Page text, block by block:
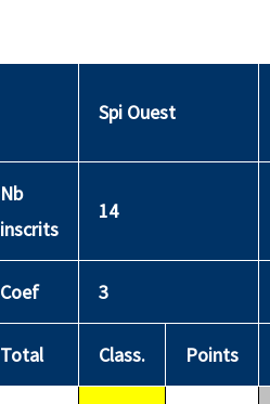
Spi Ouest
Nb
inscrits
14
Coef 3
Total Class. Points